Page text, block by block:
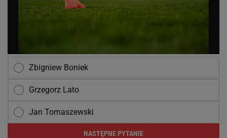
Zbigniew Boniek
Grzegorz Lato
Jan Tomaszewski
NASTĘPNE PYTANIE